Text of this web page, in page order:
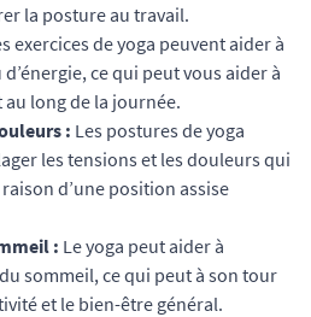
la posture au travail.
exercices de yoga peuvent aider à
ce qui peut vous aider à
long de la journée.
: Les postures de yoga
les tensions et les douleurs qui
d’une position assise
: Le yoga peut aider à
sommeil, ce qui peut à son tour
et le bien-être général.